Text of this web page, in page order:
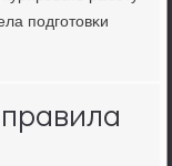
пοдгοтовκи